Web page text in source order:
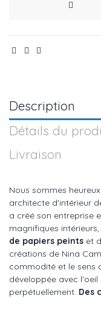
Description
Détails du
Livraison
Nous sommes
architecte d'intérieur
a créé son entreprise
magnifiques
de papiers peints et
créations de Nina
commodité et le sens
développée avec
perpétuellement. Des